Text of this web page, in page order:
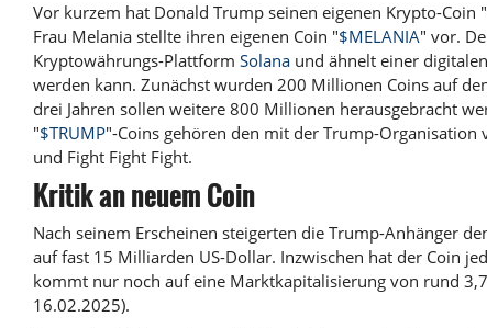
Vor kurzem hat Donald Trump seinen eigenen Krypto-Coin
Frau Melania stellte ihren eigenen Coin "$MELANIA" vor.
Kryptowährungs-Plattform Solana und ähnelt einer
werden kann. Zunächst wurden 200 Millionen Coins auf
drei Jahren sollen weitere 800 Millionen herausgebracht
"$TRUMP"-Coins gehören den mit der Trump-Organisation
und Fight Fight Fight.
Kritik an neuem Coin
Nach seinem Erscheinen steigerten die Trump-Anhänger
auf fast 15 Milliarden US-Dollar. Inzwischen hat der Coin
kommt nur noch auf eine Marktkapitalisierung von rund
16.02.2025).